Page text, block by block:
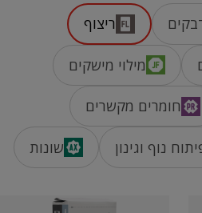
ריצוף
מילוי מישקים
חומרים מקשרים
נוף וגינון שונות